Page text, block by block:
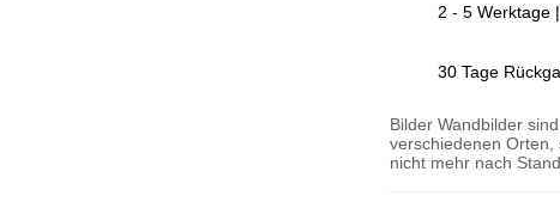
2 - 5 Werktage
30 Tage
Bilder Wandbilder
verschiedenen Orten,
nicht mehr nach